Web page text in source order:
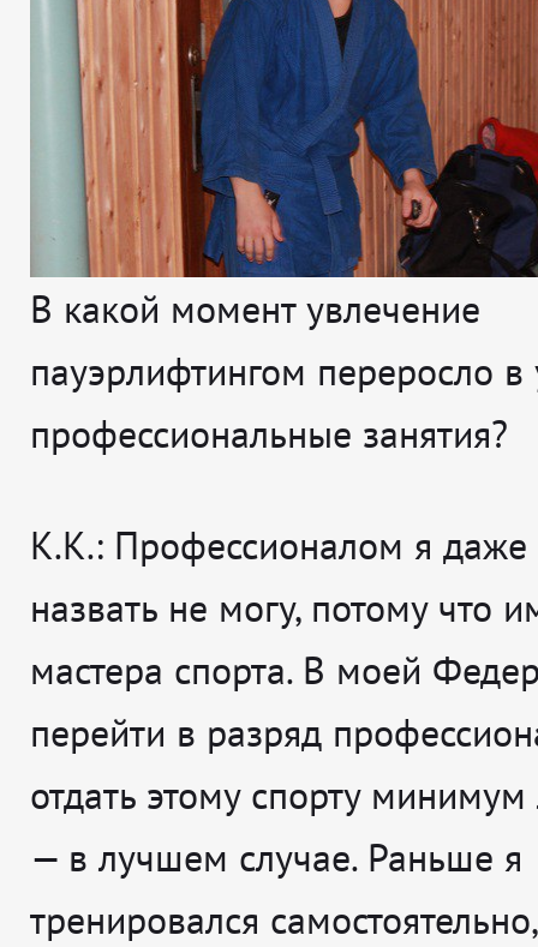
В какой момент увлечение
пауэрлифтингом переросло
профессиональные занятия?
К.К.: Профессионалом я даже
назвать не могу, потому что
мастера спорта. В моей
перейти в разряд
отдать этому спорту минимум
— в лучшем случае. Раньше я
тренировался